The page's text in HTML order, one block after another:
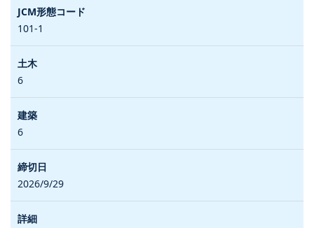
101-1
6
6
2026/9/29